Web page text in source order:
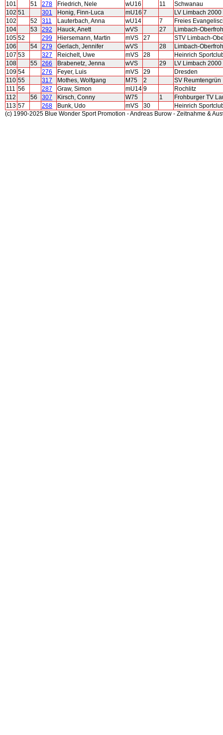
101 51 278 Friedrich, Nele wU16 11
Schwanau
102 51 301 Honig, Finn-Luca mU16 7
LV Limbach 2000
102
52 311 Lauterbach, Anna wU14 7
Freies
104
53 292 Hauck, Anett wVS 27
Limbach-
105 52 299 Hiersemann, Martin mVS 27
STV Limbach-
106
54 279 Gerlach, Jennifer wVS 28
Limbach-
107 53 327 Reichelt, Uwe mVS 28
Heinrich
108
55 266 Brabenetz, Jenna wVS 29
LV Limbach 2000
109 54 276 Feyer, Luis mVS 29
Dresden
110 55 317 Mothes, Wolfgang M75 2
SV Reumtengrün
111 56 287 Graw, Simon mU14 9
Rochlitz
112
56 307 Kirsch, Conny W75 1
Frohburger TV
113 57 268 Bunk, Udo mVS 30
Heinrich
(c) 1990-2025 Blue Wonder Sport Promotion - Andreas Burow - Zeitnahme &